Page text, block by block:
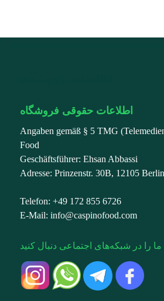
اطلاعات حقوقی فروشگاه
Angaben gemäß § 5 TMG
Food
Geschäftsführer: Ehsan Abbassi
Adresse: Prinzenstr. 30B, 12105 Berlin
Telefon: +49 172 855 6726
E-Mail: info@caspinofood.com
ما را در شبکه‌های اجتماعی دنبال کنید